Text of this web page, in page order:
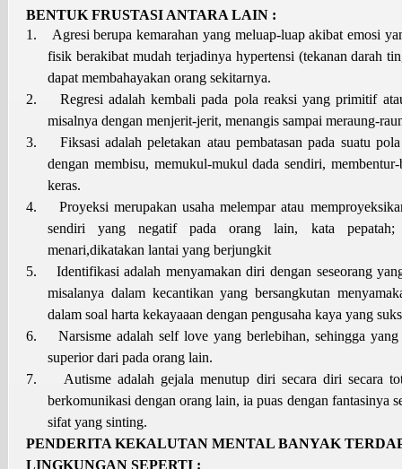
BENTUK FRUSTASI ANTARA LAIN :
1.
Agresi berupa kemarahan yang meluap-luap akibat emosi
fisik berakibat mudah terjadinya hypertensi (tekanan darah
dapat membahayakan orang sekitarnya.
2.
Regresi adalah kembali pada pola reaksi yang primitif
misalnya dengan menjerit-jerit, menangis sampai meraung-
3.
Fiksasi adalah peletakan atau pembatasan pada suatu
dengan membisu, memukul-mukul dada sendiri,
keras.
4.
Proyeksi merupakan usaha melempar atau
sendiri yang negatif pada orang lain, kata
menari,dikatakan lantai yang berjungkit
5.
Identifikasi adalah menyamakan diri dengan seseorang
misalanya dalam kecantikan yang bersangkutan
dalam soal harta kekayaaan dengan pengusaha kaya yang
6.
Narsisme adalah self love yang berlebihan, sehingga
superior dari pada orang lain.
7.
Autisme adalah gejala menutup diri secara diri secara
berkomunikasi dengan orang lain, ia puas dengan fantasinya
sifat yang sinting.
PENDERITA KEKALUTAN MENTAL BANYAK
LINGKUNGAN SEPERTI :